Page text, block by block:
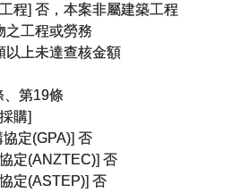
程] 否，本案非屬建築工程
之工程或勞務
以上未達查核金額
、第19條
購]
定(GPA)] 否
定(ANZTEC)] 否
定(ASTEP)] 否